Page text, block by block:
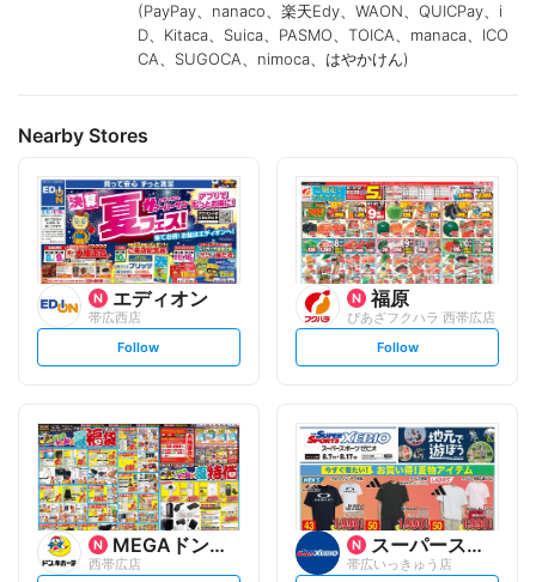
(PayPay、nanaco、楽天Edy、WAON、QUICPay、i
D、Kitaca、Suica、PASMO、TOICA、manaca、ICO
CA、SUGOCA、nimoca、はやかけん)
Nearby Stores
エディオン
帯広西店
s
t
l
o
w
Follow
福原
ぴあざフクハラ 西帯広店
s
t
l
o
w
Follow
MEGAドン・キホーテ
西帯広店
スーパースポーツゼビオ
帯広いっきゅう店